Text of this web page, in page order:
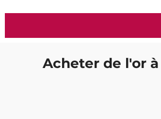
Acheter de l'or à